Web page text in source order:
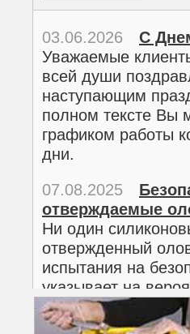
03.06.2026
С
Уважаемые
всей души
наступающим
полном тексте Вы
графиком работы
дни.
02.03.2026
С 8
Дорогие женщины!
Поздравляем Вас
Международным
полном тексте
графиком работы
07.08.2025
отверждаемые
Ни один
отвержденный
испытания на
указывает на
кожи.